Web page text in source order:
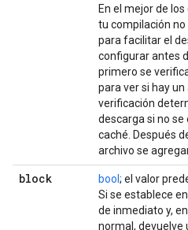
En el mejor de
tu compilación no
para facilitar el
configurar antes
primero se
para ver si hay
verificación
descarga si no se
caché. Después
archivo se
block bool ; el valor
Si se establece
de inmediato y,
normal, devuelve